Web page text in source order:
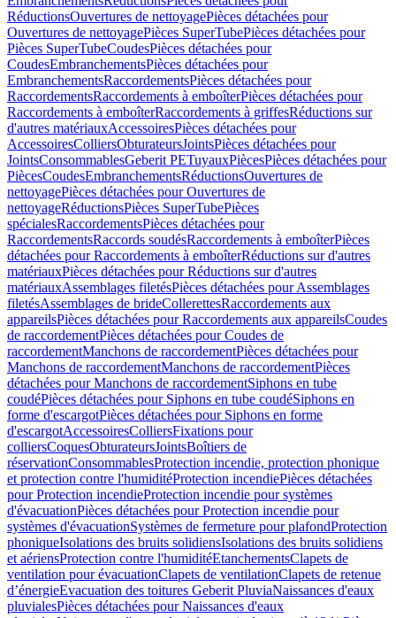
RéductionsOuvertures de nettoyagePièces détachées pour
Ouvertures de nettoyagePièces SuperTubePièces détachées pour
Pièces SuperTubeCoudesPièces détachées pour
CoudesEmbranchementsPièces détachées pour
EmbranchementsRaccordementsPièces détachées pour
RaccordementsRaccordements à emboîterPièces détachées pour
Raccordements à emboîterRaccordements à griffesRéductions sur
d'autres matériauxAccessoiresPièces détachées pour
AccessoiresColliersObturateursJointsPièces détachées pour
JointsConsommablesGeberit PETuyauxPiècesPièces détachées pour
PiècesCoudesEmbranchementsRéductionsOuvertures de
nettoyagePièces détachées pour Ouvertures de
nettoyageRéductionsPièces SuperTubePièces
spécialesRaccordementsPièces détachées pour
RaccordementsRaccords soudésRaccordements à emboîterPièces
détachées pour Raccordements à emboîterRéductions sur d'autres
matériauxPièces détachées pour Réductions sur d'autres
matériauxAssemblages filetésPièces détachées pour Assemblages
filetésAssemblages de brideCollerettesRaccordements aux
appareilsPièces détachées pour Raccordements aux appareilsCoudes
de raccordementPièces détachées pour Coudes de
raccordementManchons de raccordementPièces détachées pour
Manchons de raccordementManchons de raccordementPièces
détachées pour Manchons de raccordementSiphons en tube
coudéPièces détachées pour Siphons en tube coudéSiphons en
forme d'escargotPièces détachées pour Siphons en forme
d'escargotAccessoiresColliersFixations pour
colliersCoquesObturateursJointsBoîtiers de
réservationConsommablesProtection incendie, protection phonique
et protection contre l'humiditéProtection incendiePièces détachées
pour Protection incendieProtection incendie pour systèmes
d'évacuationPièces détachées pour Protection incendie pour
systèmes d'évacuationSystèmes de fermeture pour plafondProtection
phoniqueIsolations des bruits solidiensIsolations des bruits solidiens
et aériensProtection contre l'humiditéEtanchementsClapets de
ventilation pour évacuationClapets de ventilationClapets de retenue
d’énergieEvacuation des toitures Geberit PluviaNaissances d'eaux
pluvialesPièces détachées pour Naissances d'eaux